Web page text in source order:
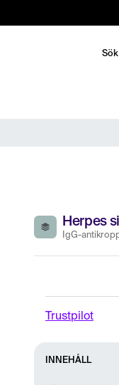
Sök
Herpes
IgG-
Trustpilot
INNEHÅLL